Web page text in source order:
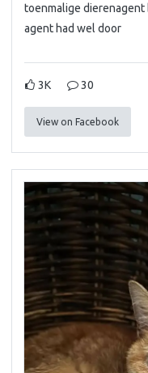
toenmalige dierenagent
agent had wel door
3K 30
View on Facebook